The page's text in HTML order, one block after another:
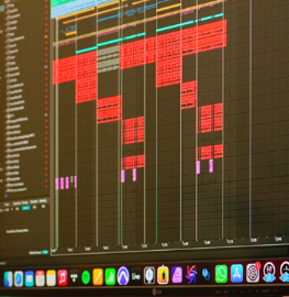
Sociaal domein
Over ons
Nieuws & Agenda
Contact